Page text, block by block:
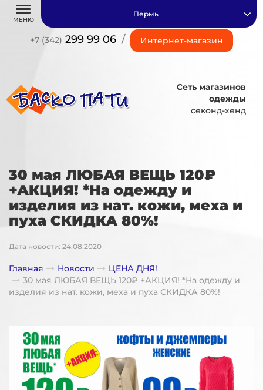
МЕНЮ
+7 (342) 299 99 06 / Интернет-магазин
Пермь
Сеть магазинов
одежды
секонд-хенд
30 мая ЛЮБАЯ ВЕЩЬ 120₽
+АКЦИЯ! *На одежду и
изделия из нат. кожи, меха и
пуха СКИДКА 80%!
Дата новости: 24.08.2020
Главная Новости
ЦЕНА ДНЯ!
30 мая ЛЮБАЯ ВЕЩЬ 120₽ +АКЦИЯ! *На одежду и
изделия из нат. кожи, меха и пуха СКИДКА 80%!